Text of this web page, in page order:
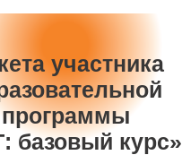
участника
программы
базовый курс»